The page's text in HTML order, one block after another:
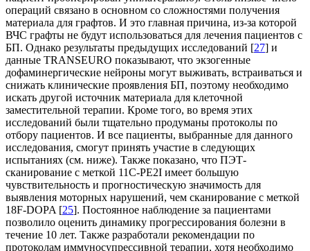
операций связано в основном со сложностями получения
материала для графтов. И это главная причина, из-за которой
ВЧС графты не будут использоваться для лечения пациентов с
БП. Однако результаты предыдущих исследований [27] и
данные TRANSEURO показывают, что экзогенные
дофаминергические нейроны могут выживать, встраиваться и
снижать клинические проявления БП, поэтому необходимо
искать другой источник материала для клеточной
заместительной терапии. Кроме того, во время этих
исследований были тщательно продуманы протоколы по
отбору пациентов. И все пациенты, выбранные для данного
исследования, смогут принять участие в следующих
испытаниях (см. ниже). Также показано, что ПЭТ-
сканирование с меткой 11C-PE2I имеет большую
чувствительность и прогностическую значимость для
выявления моторных нарушений, чем сканирование с меткой
18F-DOPA [25]. Постоянное наблюдение за пациентами
позволило оценить динамику прогрессирования болезни в
течение 10 лет. Также разработали рекомендации по
протоколам иммуносупрессивной терапии, хотя необходимо